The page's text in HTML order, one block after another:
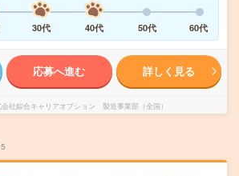
30代 40代 50代 60代
応募へ進む 詳しく見る
社綜合キャリアオプション 製造事業部（全国）